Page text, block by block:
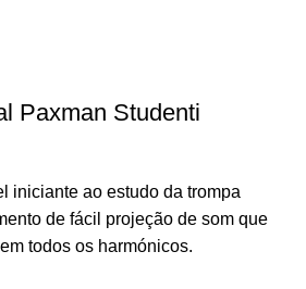
Paxman Studenti
iniciante ao estudo da trompa
de fácil projeção de som que
todos os harmónicos.